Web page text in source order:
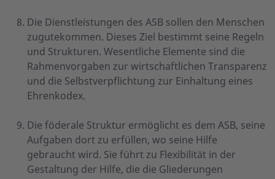
Die Dienstleistungen des ASB sollen den Menschen
zugutekommen. Dieses Ziel bestimmt seine Regeln
und Strukturen. Wesentliche Elemente sind die
Rahmenvorgaben zur wirtschaftlichen Transparenz
und die Selbstverpflichtung zur Einhaltung eines
Ehrenkodex.
Die föderale Struktur ermöglicht es dem ASB, seine
Aufgaben dort zu erfüllen, wo seine Hilfe
gebraucht wird. Sie führt zu Flexibilität in der
Gestaltung der Hilfe, die die Gliederungen